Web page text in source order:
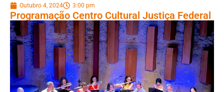
Outubro 4, 2024 3:00 pm
Programação Centro Cultural Justiça Federal